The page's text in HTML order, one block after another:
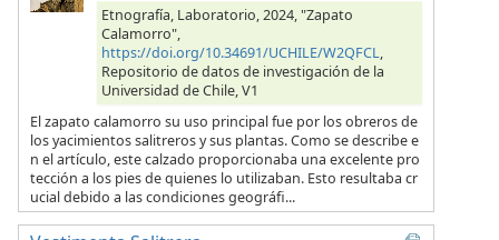
Etnografía, Laboratorio, 2024, "Zapato
Calamorro",
https://doi.org/10.34691/UCHILE/W2QFCL,
Repositorio de datos de investigación de la
Universidad de Chile, V1
El zapato calamorro su uso principal fue por los obreros de
los yacimientos salitreros y sus plantas. Como se describe e
n el artículo, este calzado proporcionaba una excelente pro
tección a los pies de quienes lo utilizaban. Esto resultaba cr
ucial debido a las condiciones geográfi...